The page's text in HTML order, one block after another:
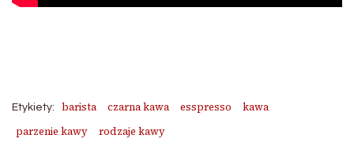
Etykiety: barista czarna kawa esspresso
kawa
parzenie kawy
rodzaje kawy